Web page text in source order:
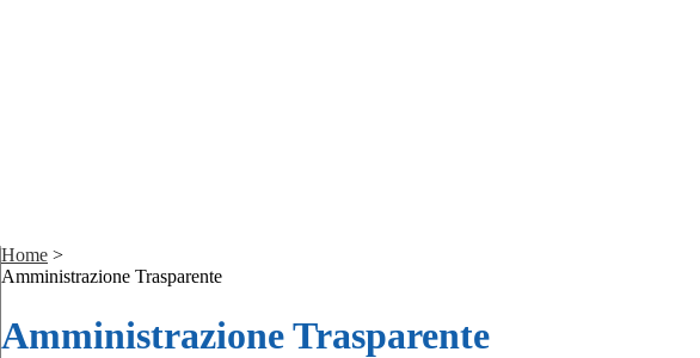
Home >
Amministrazione Trasparente
Amministrazione Trasparente